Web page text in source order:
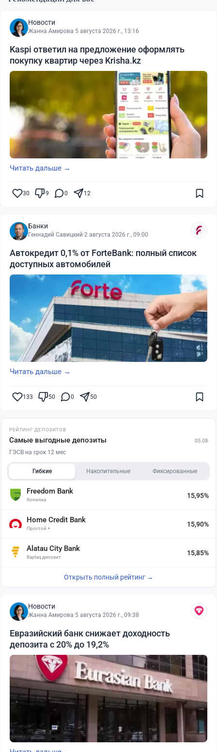
Новости
Жанна Амирова·5 августа 2026 г., 13:16
Kaspi ответил на предложение оформлять
покупку квартир через Krisha.kz
Читать дальше →
30 9 0 12
Банки
Геннадий Савицкий·2 августа 2026 г., 09:00
Автокредит 0,1% от ForteBank: полный список
доступных автомобилей
Читать дальше →
133 50 0 50
РЕЙТИНГ ДЕПОЗИТОВ
Самые выгодные депозиты 05.08
ГЭСВ на срок 12 мес
Гибкие Накопительные Фиксированные
Freedom Bank
Копилка
15,95%
Home Credit Bank
Простой +
15,90%
Alatau City Bank
Baytaq депозит
15,85%
Открыть полный рейтинг →
Новости
Жанна Амирова·5 августа 2026 г., 09:38
Евразийский банк снижает доходность
депозита с 20% до 19,2%